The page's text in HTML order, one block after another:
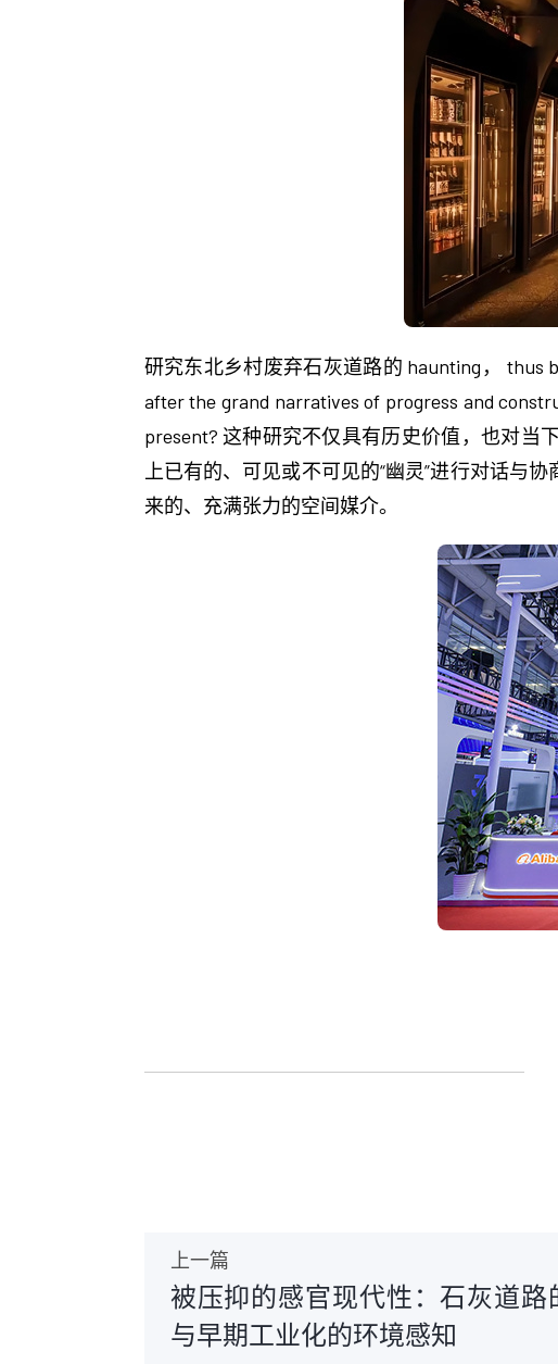
研究东北乡村废弃石灰道路的 haunting， thus
after the grand narratives of progress and
present? 这种研究不仅具有历史价值，也对当
上已有的、可见或不可见的“幽灵”进行对话与
来的、充满张力的空间媒介。
上一篇
被压抑的感官现代性：石灰道路
与早期工业化的环境感知